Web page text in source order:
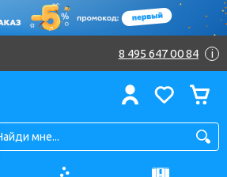
8 495 647 00 84 i